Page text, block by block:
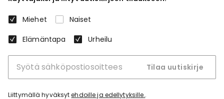
Miehet
Naiset
Elämäntapa
Urheilu
Tilaa uutiskirje
Liittymällä hyväksytehdoille ja edellytyksille..